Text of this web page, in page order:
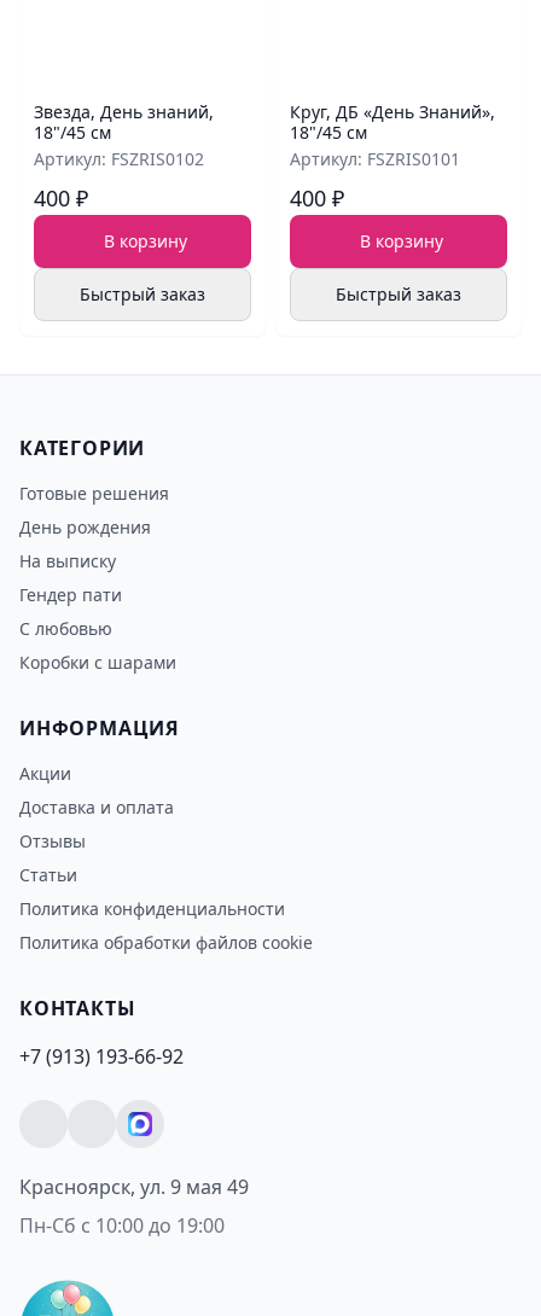
Звезда, День знаний,
18"/45 см
Артикул: FSZRIS0102
400 ₽
В корзину
Быстрый заказ
Круг, ДБ «День Знаний»,
18"/45 см
Артикул: FSZRIS0101
400 ₽
В корзину
Быстрый заказ
КАТЕГОРИИ
Готовые решения
День рождения
На выписку
Гендер пати
С любовью
Коробки с шарами
ИНФОРМАЦИЯ
Акции
Доставка и оплата
Отзывы
Статьи
Политика конфиденциальности
Политика обработки файлов cookie
КОНТАКТЫ
+7 (913) 193-66-92
Красноярск, ул. 9 мая 49
Пн-Сб с 10:00 до 19:00